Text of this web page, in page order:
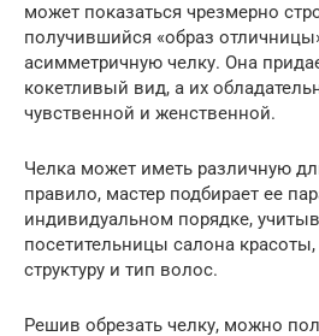
может показаться чрезмерно
получившийся «образ
асимметричную челку. Она
кокетливый вид, а их
чувственной и женственной.
Челка может иметь различную
правило, мастер подбирает ее
индивидуальном порядке,
посетительницы салона
структуру и тип волос.
Решив обрезать челку, можно